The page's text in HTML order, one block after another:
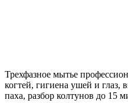
Трехфазное мытье
когтей, гигиена ушей и
паха, разбор колтунов до 15